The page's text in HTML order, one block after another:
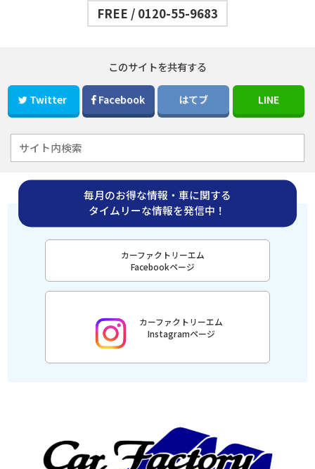
FREE / 0120-55-9683
このサイトを共有する
Twitter Facebook はてブ LINE
毎月のお得な情報・車に関する
タイムリーな情報を発信中！
カーファクトリーエム
Facebookページ
カーファクトリーエム
Instagramページ